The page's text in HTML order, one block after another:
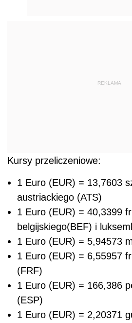
REKLAMA
Kursy przeliczeniowe:
1 Euro (EUR) = 13,7603
austriackiego (ATS)
1 Euro (EUR) = 40,3399
belgijskiego(BEF) i
1 Euro (EUR) = 5,94573
1 Euro (EUR) = 6,55957
(FRF)
1 Euro (EUR) = 166,386
(ESP)
1 Euro (EUR) = 2,20371